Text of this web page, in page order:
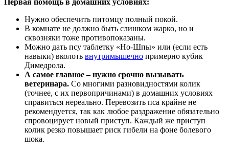
Первая помощь в домашних условиях:
Нужно обеспечить питомцу полный покой.
В комнате не должно быть слишком жарко, но и
сквозняки тоже противопоказаны.
Можно дать псу таблетку «Но-Шпы» или (если есть
навыки) вколоть внутримышечно примерно кубик
Димедрола.
А самое главное – нужно срочно вызывать
ветеринара. Со многими разновидностями колик
(точнее, с их первопричинами) в домашних условиях
справиться нереально. Перевозить пса крайне не
рекомендуется, так как любое раздражение обязательно
спровоцирует новый приступ. Каждый же приступ
колик резко повышает риск гибели на фоне болевого
шока.